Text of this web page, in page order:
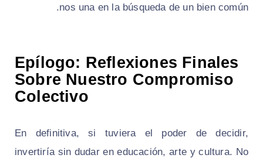
nos una en la búsqueda de un bien común.
Epílogo: Reflexiones Finales
Sobre Nuestro Compromiso
Colectivo
En definitiva, si tuviera el poder de decidir,
invertiría sin dudar en educación, arte y cultura. No